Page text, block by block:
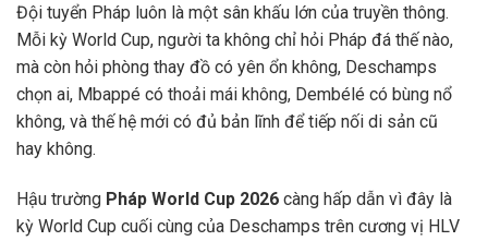
Đội tuyển Pháp luôn là một sân khấu lớn của truyền thông.
Mỗi kỳ World Cup, người ta không chỉ hỏi Pháp đá thế nào,
mà còn hỏi phòng thay đồ có yên ổn không, Deschamps
chọn ai, Mbappé có thoải mái không, Dembélé có bùng nổ
không, và thế hệ mới có đủ bản lĩnh để tiếp nối di sản cũ
hay không.
Hậu trường Pháp World Cup 2026 càng hấp dẫn vì đây là
kỳ World Cup cuối cùng của Deschamps trên cương vị HLV